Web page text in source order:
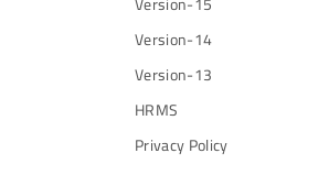
Version-14
Version-13
HRMS
Privacy Policy